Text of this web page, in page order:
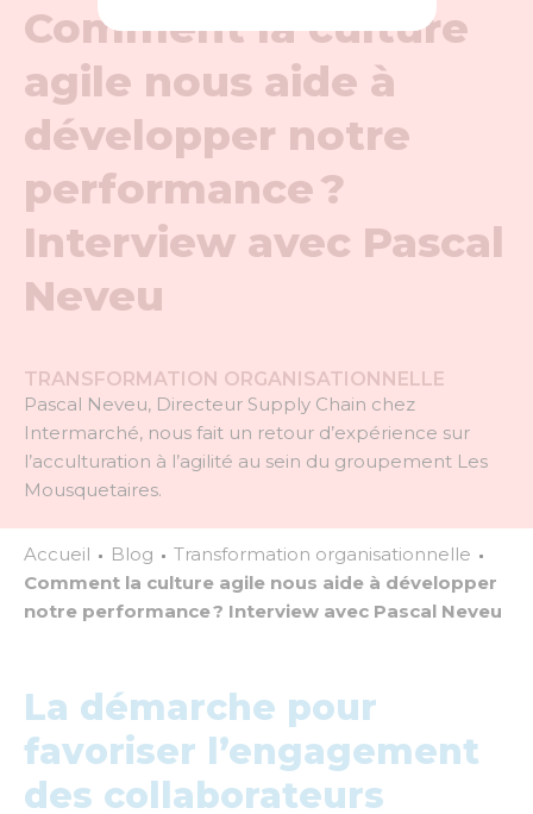
Comment la culture
agile nous aide à
développer notre
performance ?
Interview avec Pascal
Neveu
TRANSFORMATION ORGANISATIONNELLE
Pascal Neveu, Directeur Supply Chain chez
Intermarché, nous fait un retour d’expérience sur
l’acculturation à l’agilité au sein du groupement Les
Mousquetaires.
Accueil Blog
Transformation organisationnelle
Comment la culture agile nous aide à développer
notre performance ? Interview avec Pascal Neveu
La démarche pour
favoriser l’engagement
des collaborateurs